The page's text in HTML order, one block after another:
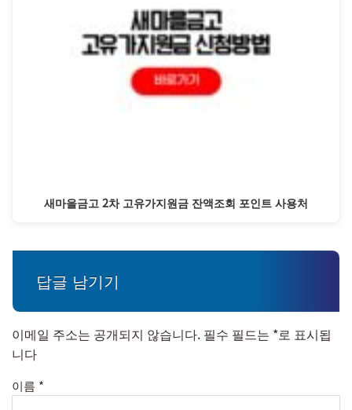
새마을금고 2차 고유가지원금 잔액조회 포인트 사용처
답글 남기기
이메일 주소는 공개되지 않습니다. 필수 필드는 *로 표시됩
니다
이름 *